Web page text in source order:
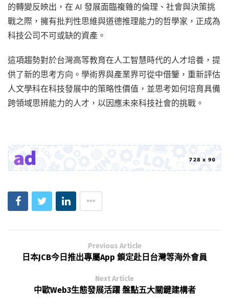
的轉變反映出，在 AI 發展面臨複雜的倫理、社會與決策挑
戰之際，擁有批判性思維與道德推理能力的哲學家，正成為
科技公司不可或缺的資產。
這項趨勢對於台灣高等教育在人工智慧時代的人才培養，提
供了新的思考方向。學術界與產業界可從中借鑒，重新評估
人文學科在科技發展中的策略性價值，並思考如何培育具備
跨領域思辨能力的人才，以因應未來科技社會的挑戰。
Previous Article
日本JCB今日推出專屬App 鎖定赴日台灣等海外會員
Next Article
中歐Web3生態發展活躍 盤點五大關鍵建構者